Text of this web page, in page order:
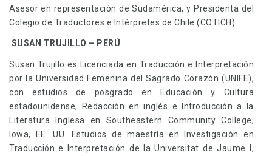
Asesor en representación de Sudamérica, y Presidenta del
Colegio de Traductores e Intérpretes de Chile (COTICH).
SUSAN TRUJILLO – PERÚ
Susan Trujillo es Licenciada en Traducción e Interpretación
por la Universidad Femenina del Sagrado Corazón (UNIFE),
con estudios de posgrado en Educación y Cultura
estadounidense, Redacción en inglés e Introducción a la
Literatura Inglesa en Southeastern Community College,
Iowa, EE. UU. Estudios de maestría en Investigación en
Traducción e Interpretación de la Universitat de Jaume I,